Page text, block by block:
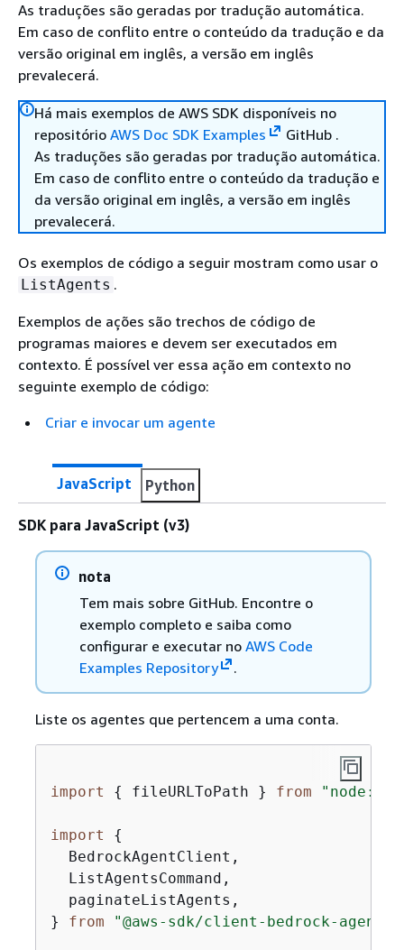
As traduções são geradas por tradução automática.
Em caso de conflito entre o conteúdo da tradução e da
versão original em inglês, a versão em inglês
prevalecerá.
Há mais exemplos de AWS SDK disponíveis no
repositório AWS Doc SDK Examples
GitHub .
As traduções são geradas por tradução automática.
Em caso de conflito entre o conteúdo da tradução e
da versão original em inglês, a versão em inglês
prevalecerá.
Os exemplos de código a seguir mostram como usar o
ListAgents .
Exemplos de ações são trechos de código de
programas maiores e devem ser executados em
contexto. É possível ver essa ação em contexto no
seguinte exemplo de código:
Criar e invocar um agente
JavaScript Python
SDK para JavaScript (v3)
nota
Tem mais sobre GitHub. Encontre o
exemplo completo e saiba como
configurar e executar no AWS Code
Examples Repository
.
Liste os agentes que pertencem a uma conta.
import { fileURLToPath } from
import
{
  BedrockAgentClient,
  ListAgentsCommand,
  paginateListAgents,
} from "@aws-sdk/client-bedrock-agent"